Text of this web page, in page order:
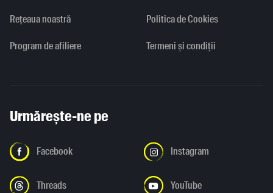
Rețeaua noastră
Program de afiliere
Politica de Cookies
Termeni și condiții
Urmărește-ne pe
Facebook Instagram
Threads YouTube